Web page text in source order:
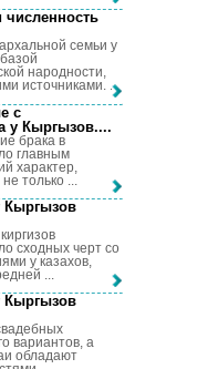
семьи у
народности,
источниками. ...
с
у Кыргызов....
брака в
главным
характер,
только ...
Кыргызов
сходных черт со
у казахов,
...
Кыргызов
вариантов, а
обладают